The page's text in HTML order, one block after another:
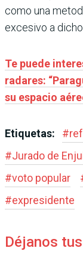
como una
excesivo a
Te puede
radares:
su espacio
Etiquetas: #
#Jurado de
#voto popular
#expresidente
Déjanos